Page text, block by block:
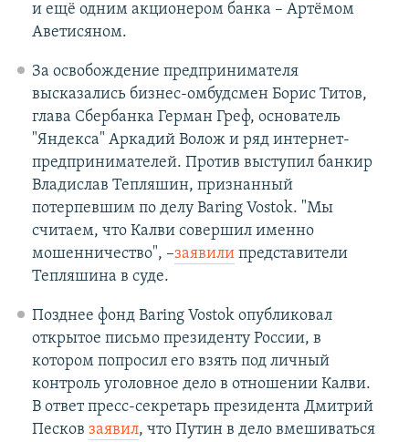
и ещё одним акционером банка – Артёмом
Аветисяном.
За освобождение предпринимателя
высказались бизнес-омбудсмен Борис Титов,
глава Сбербанка Герман Греф, основатель
"Яндекса" Аркадий Волож и ряд интернет-
предпринимателей. Против выступил банкир
Владислав Тепляшин, признанный
потерпевшим по делу Baring Vostok. "Мы
считаем, что Калви совершил именно
мошенничество", –заявилипредставители
Тепляшина в суде.
Позднее фонд Baring Vostok опубликовал
открытое письмо президенту России, в
котором попросил его ​взять под личный
контроль уголовное дело в отношении Калви.
В ответ пресс-секретарь президента Дмитрий
Песков заявил, что Путин в дело вмешиваться